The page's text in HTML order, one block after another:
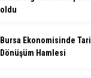
oldu
Bursa Ekonomisinde
Dönüşüm Hamlesi